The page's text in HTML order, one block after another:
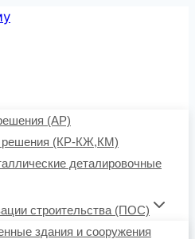
(АР)
решения (КР-КЖ,КМ)
деталировочные
строительства (ПОС)
здания и сооружения